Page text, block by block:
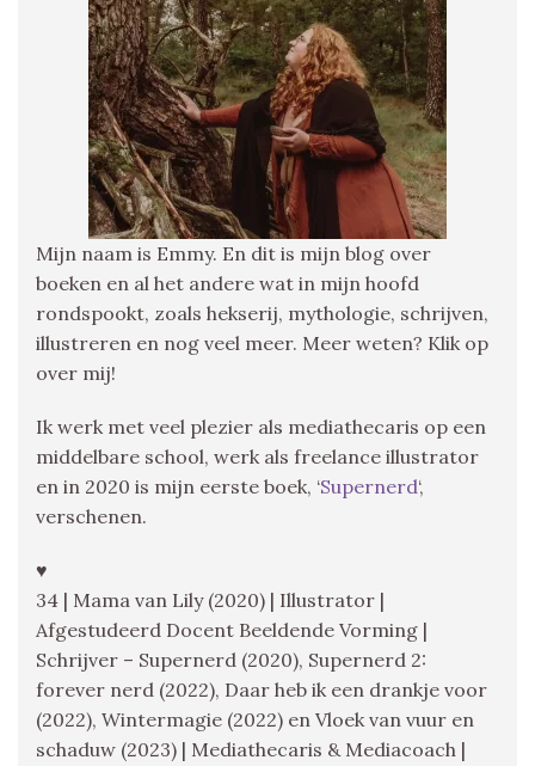
Mijn naam is Emmy. En dit is mijn blog over
boeken en al het andere wat in mijn hoofd
rondspookt, zoals hekserij, mythologie, schrijven,
illustreren en nog veel meer. Meer weten? Klik op
over mij!
Ik werk met veel plezier als mediathecaris op een
middelbare school, werk als freelance illustrator
en in 2020 is mijn eerste boek, ‘Supernerd‘,
verschenen.
♥
34 | Mama van Lily (2020) | Illustrator |
Afgestudeerd Docent Beeldende Vorming |
Schrijver – Supernerd (2020), Supernerd 2:
forever nerd (2022), Daar heb ik een drankje voor
(2022), Wintermagie (2022) en Vloek van vuur en
schaduw (2023) | Mediathecaris & Mediacoach |